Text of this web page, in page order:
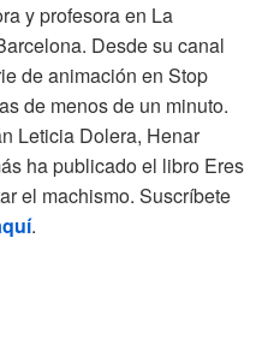
y profesora en La
Desde su canal
de animación en Stop
de menos de un minuto.
Leticia Dolera, Henar
ha publicado el libro Eres
el machismo. Suscríbete
.